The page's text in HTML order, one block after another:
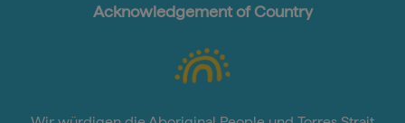
Acknowledgement of Country